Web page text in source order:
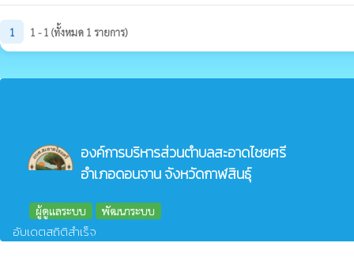
1 1 - 1 (ทั้งหมด 1 รายการ)
องค์การบริหารส่วนตำบลสะอาดไชยศรี
อำเภอดอนจาน จังหวัดกาฬสินธุ์
ผู้ดูแลระบบ พัฒนาระบบ
อับเดตสถิติสำเร็จ